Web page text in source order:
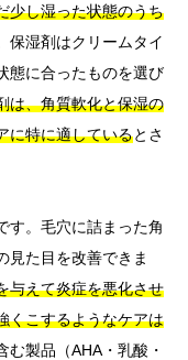
少し湿った状態のうち
保湿剤はクリームタイ
態に合ったものを選び
は、角質軟化と保湿の
に特に適しているとさ
す。毛穴に詰まった角
見た目を改善できま
与えて炎症を悪化させ
くこするようなケアは
む製品（AHA・乳酸・